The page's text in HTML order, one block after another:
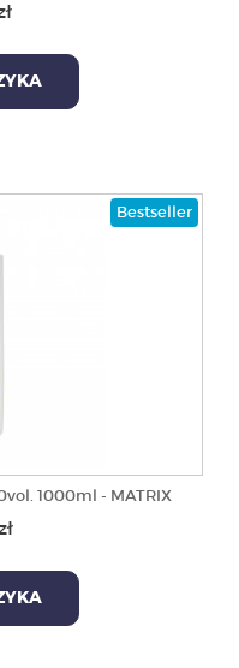
Bestseller
1000ml - MATRIX